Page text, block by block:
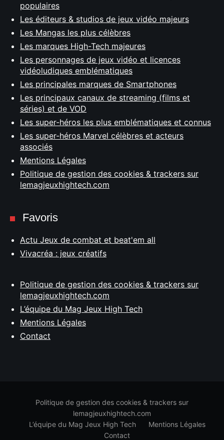
populaires
Les éditeurs & studios de jeux vidéo majeurs
Les Mangas les plus célèbres
Les marques High-Tech majeures
Les personnages de jeux vidéo et licences
vidéoludiques emblématiques
Les principales marques de Smartphones
Les principaux canaux de streaming (films et
séries) et de VOD
Les super-héros les plus emblématiques et connus
Les super-héros Marvel célèbres et acteurs
associés
Mentions Légales
Politique de gestion des cookies & trackers sur
lemagjeuxhightech.com
Favoris
Actu Jeux de combat et beat'em all
Vivacréa : jeux créatifs
Politique de gestion des cookies & trackers sur
lemagjeuxhightech.com
L’équipe du Mag Jeux High Tech
Mentions Légales
Contact
Politique de gestion des cookies & trackers sur
lemagjeuxhightech.com
L’équipe du Mag Jeux High Tech
Mentions Légales
Contact